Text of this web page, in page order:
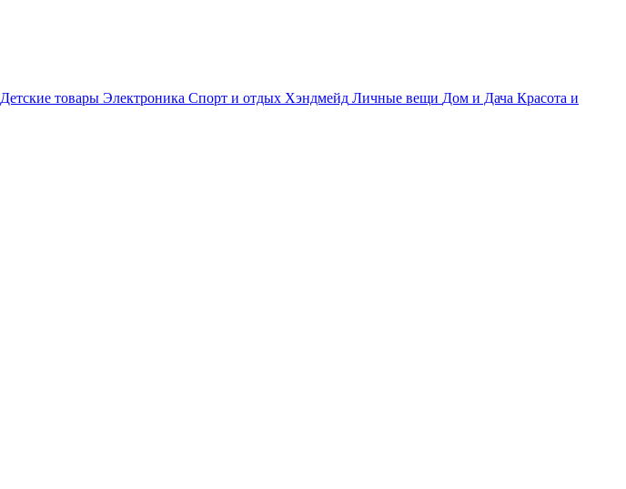
Детские товары Электроника Спорт и отдых Хэндмейд Личные вещи Дом и Дача Красота и